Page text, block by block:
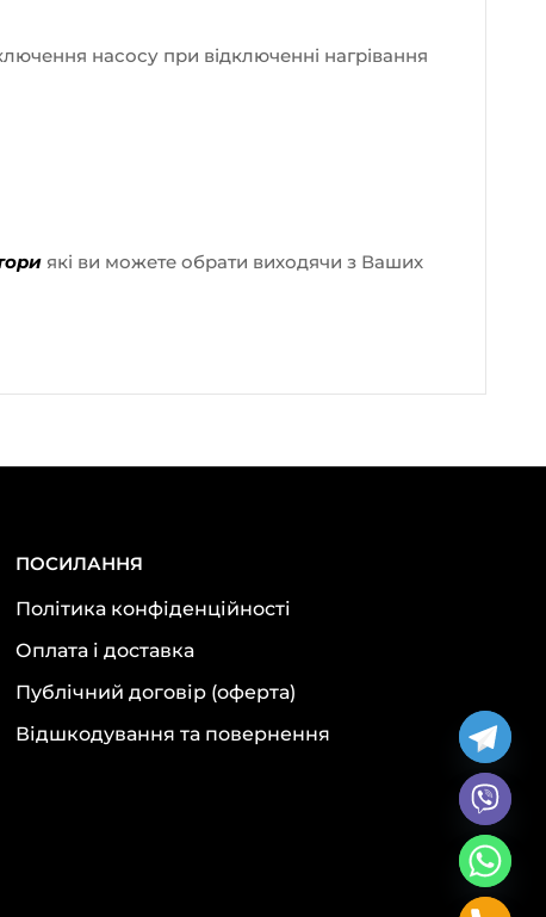
насосу при відключенні нагрівання
які ви можете обрати виходячи з Ваших
ПОСИЛАННЯ
Політика конфіденційності
Оплата і доставка
Публічний договір (оферта)
Відшкодування та повернення